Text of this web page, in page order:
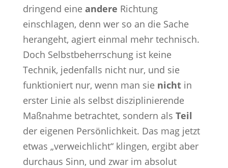
dringend eine andere Richtung
einschlagen, denn wer so an die Sache
herangeht, agiert einmal mehr technisch.
Doch Selbstbeherrschung ist keine
Technik, jedenfalls nicht nur, und sie
funktioniert nur, wenn man sie nichtin
erster Linie als selbst disziplinierende
Maßnahme betrachtet, sondern als Teil
der eigenen Persönlichkeit. Das mag jetzt
etwas „verweichlicht“ klingen, ergibt aber
durchaus Sinn, und zwar im absolut